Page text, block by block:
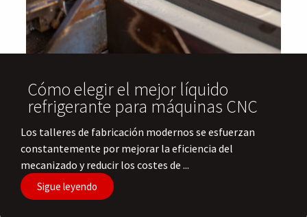
Cómo elegir el mejor líquido
refrigerante para máquinas CNC
Los talleres de fabricación modernos se esfuerzan
constantemente por mejorar la eficiencia del
mecanizado y reducir los costes de ...
Sigue leyendo